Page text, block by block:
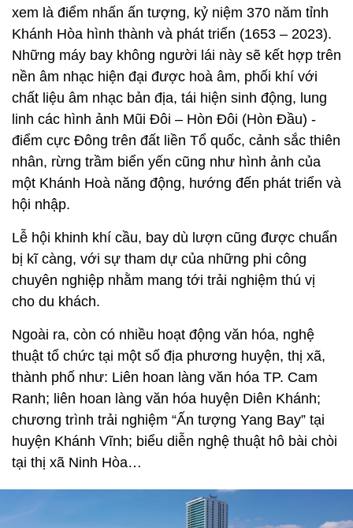
xem là điểm nhấn ấn tượng, kỷ niệm 370 năm tỉnh
Khánh Hòa hình thành và phát triển (1653 – 2023).
Những máy bay không người lái này sẽ kết hợp trên
nền âm nhạc hiện đại được hoà âm, phối khí với
chất liệu âm nhạc bản địa, tái hiện sinh động, lung
linh các hình ảnh Mũi Đôi – Hòn Đôi (Hòn Đầu) -
điểm cực Đông trên đất liền Tổ quốc, cảnh sắc thiên
nhân, rừng trầm biển yến cũng như hình ảnh của
một Khánh Hoà năng động, hướng đến phát triển và
hội nhập.
Lễ hội khinh khí cầu, bay dù lượn cũng được chuẩn
bị kĩ càng, với sự tham dự của những phi công
chuyên nghiệp nhằm mang tới trải nghiệm thú vị
cho du khách.
Ngoài ra, còn có nhiều hoạt động văn hóa, nghệ
thuật tổ chức tại một số địa phương huyện, thị xã,
thành phố như: Liên hoan làng văn hóa TP. Cam
Ranh; liên hoan làng văn hóa huyện Diên Khánh;
chương trình trải nghiệm “Ấn tượng Yang Bay” tại
huyện Khánh Vĩnh; biểu diễn nghệ thuật hô bài chòi
tại thị xã Ninh Hòa…